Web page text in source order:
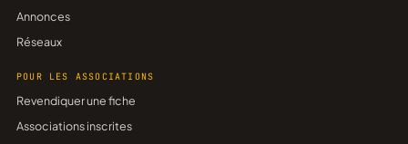
Annonces
Réseaux
POUR LES ASSOCIATIONS
Revendiquer une fiche
Associations inscrites